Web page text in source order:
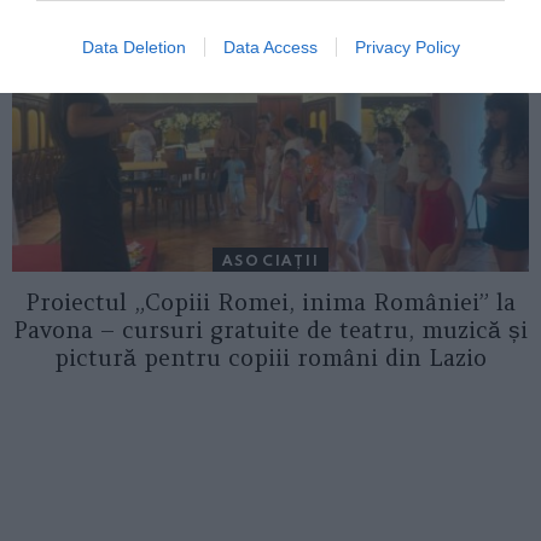
Data Deletion Data Access Privacy Policy
ASOCIAŢII
Proiectul „Copiii Romei, inima României” la
Pavona – cursuri gratuite de teatru, muzică și
pictură pentru copiii români din Lazio